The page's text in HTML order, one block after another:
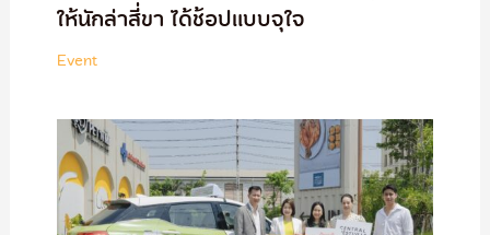
ให้นักล่าสี่ขา ได้ช้อปแบบจุใจ
Event